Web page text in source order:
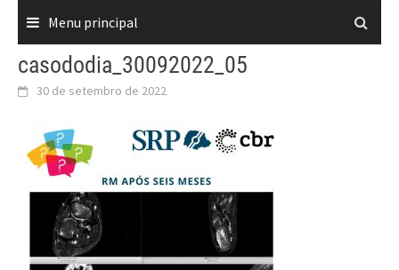
Menu principal
casododia_30092022_05
30 de setembro de 2022